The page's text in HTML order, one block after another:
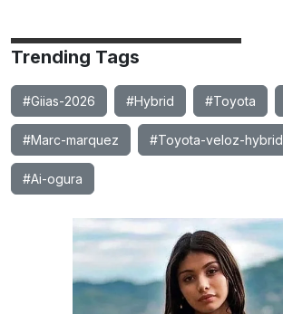
Trending Tags
#Giias-2026 #Hybrid #Toyota
#Marc-marquez #Toyota-veloz-hybrid
#Ai-ogura